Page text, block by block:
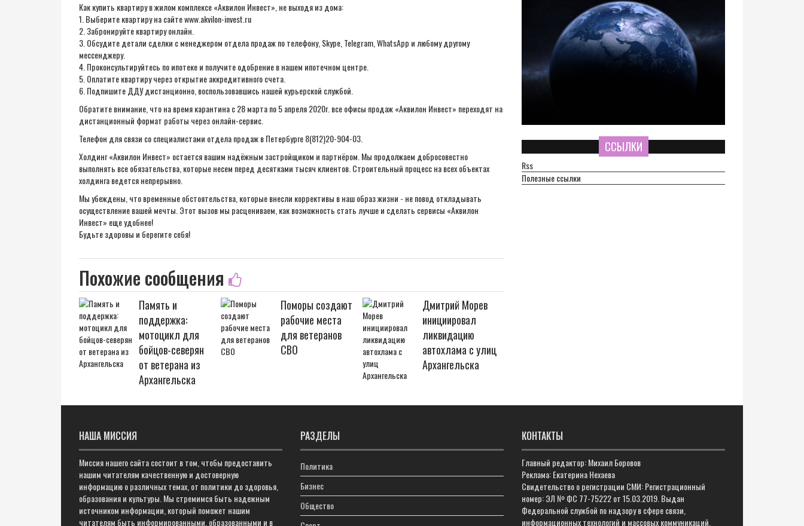
Как купить квартиру в жилом комплексе «Аквилон Инвест», не выходя из дома:
1. Выберите квартиру на сайте www.akvilon-invest.ru
2. Забронируйте квартиру онлайн.
3. Обсудите детали сделки с менеджером отдела продаж по телефону, Skype, Telegram, WhatsApp и любому другому
мессенджеру.
4. Проконсультируйтесь по ипотеке и получите одобрение в нашем ипотечном центре.
5. Оплатите квартиру через открытие аккредитивного счета.
6. Подпишите ДДУ дистанционно, воспользовавшись нашей курьерской службой.
Обратите внимание, что на время карантина с 28 марта по 5 апреля 2020г. все офисы продаж «Аквилон Инвест» переходят на
дистанционный формат работы через онлайн-сервис.
Телефон для связи со специалистами отдела продаж в Петербурге 8(812)20-904-03.
Холдинг «Аквилон Инвест» остается вашим надёжным застройщиком и партнёром. Мы продолжаем добросовестно
выполнять все обязательства, которые несем перед десятками тысяч клиентов. Строительный процесс на всех объектах
холдинга ведется непрерывно.
Мы убеждены, что временные обстоятельства, которые внесли коррективы в наш образ жизни - не повод откладывать
осуществление вашей мечты. Этот вызов мы расцениваем, как возможность стать лучше и сделать сервисы «Аквилон
Инвест» еще удобнее!
Будьте здоровы и берегите себя!
Похожие сообщения
Память и
поддержка:
мотоцикл для
бойцов-северян
от ветерана из
Архангельска
Поморы создают
рабочие места
для ветеранов
СВО
Дмитрий Морев
инициировал
ликвидацию
автохлама с улиц
Архангельска
ССЫЛКИ
Rss
Полезные ссылки
НАША МИССИЯ
Миссия нашего сайта состоит в том, чтобы предоставить
нашим читателям качественную и достоверную
информацию о различных темах, от политики до здоровья,
образования и культуры. Мы стремимся быть надежным
источником информации, который поможет нашим
читателям быть информированными, образованными и в
РАЗДЕЛЫ
Политика
Бизнес
Общество
КОНТАКТЫ
Главный редактор: Михаил Боровов
Реклама: Екатерина Нехаева
Свидетельство о регистрации СМИ: Регистрационный
номер: ЭЛ № ФС 77-75222 от 15.03.2019. Выдан
Федеральной службой по надзору в сфере связи,
информационных технологий и массовых коммуникаций.